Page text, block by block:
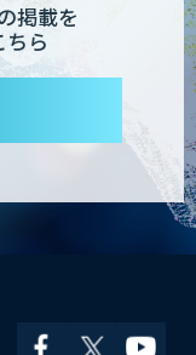
掲載を
ら